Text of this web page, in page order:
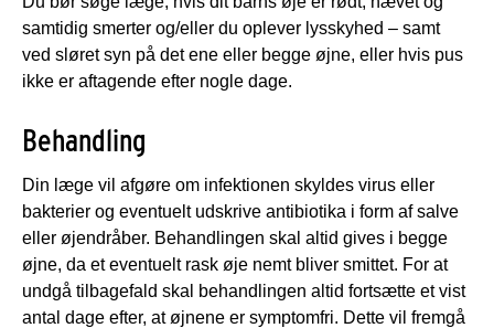
samtidig smerter og/eller du oplever lysskyhed – samt
ved sløret syn på det ene eller begge øjne, eller hvis pus
ikke er aftagende efter nogle dage.
Behandling
Din læge vil afgøre om infektionen skyldes virus eller
bakterier og eventuelt udskrive antibiotika i form af salve
eller øjendråber. Behandlingen skal altid gives i begge
øjne, da et eventuelt rask øje nemt bliver smittet. For at
undgå tilbagefald skal behandlingen altid fortsætte et vist
antal dage efter, at øjnene er symptomfri. Dette vil fremgå